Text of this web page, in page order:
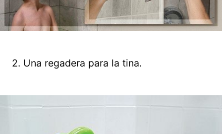
2. Una regadera para la tina.